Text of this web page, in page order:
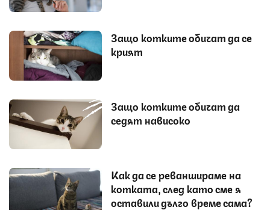
Защо котките обичат да се
крият
Защо котките обичат да
седят нависоко
Как да се реваншираме на
котката, след като сме я
оставили дълго време сама?